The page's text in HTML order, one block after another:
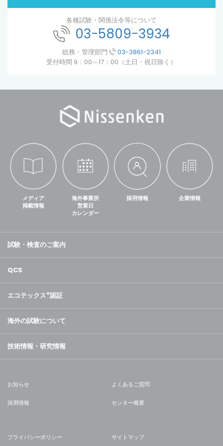
各種試験・関係法令等について
03-5809-3934
総務・管理部門
03-3861-2341
受付時間 9：00～17：00（土日・祝日除く）
メディア
掲載情報
海外事業所
営業日
カレンダー
採用情報 企業情報
試験・検査のご案内
QCS
エコテックス®認証
海外の試験について
技術情報・研究情報
お知らせ よくあるご質問
採用情報 センター概要
プライバシーポリシー サイトマップ